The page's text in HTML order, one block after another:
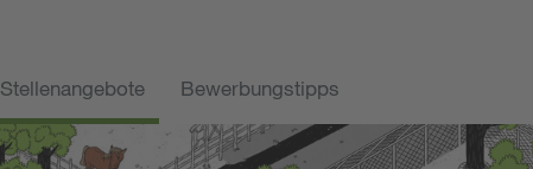
Stellenangebote Bewerbungstipps